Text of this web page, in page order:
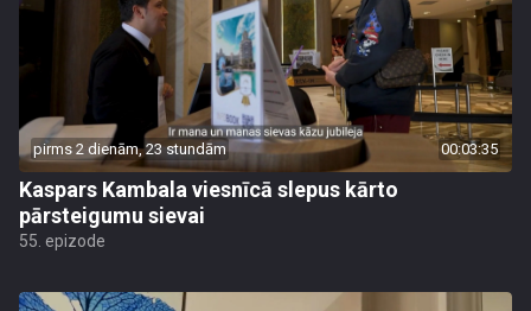
pirms 2 dienām, 23 stundām 00:03:35
Kaspars Kambala viesnīcā slepus kārto
pārsteigumu sievai
55. epizode